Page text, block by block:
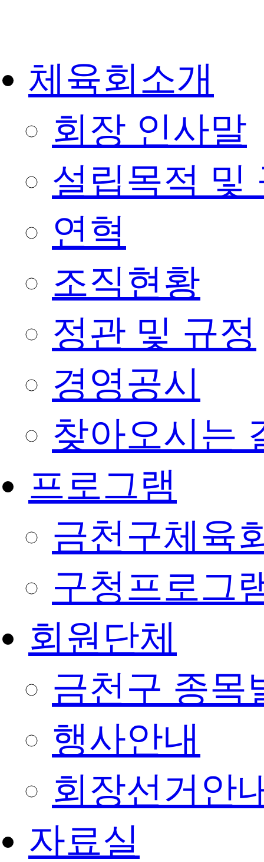
체육회소개
회장 인사말
설립목적 및
연혁
조직현황
정관 및 규정
경영공시
찾아오시는
프로그램
금천구체육
구청프로그
회원단체
금천구 종목
행사안내
회장선거안
자료실